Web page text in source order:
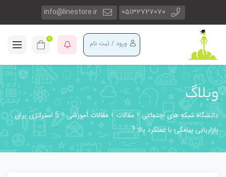
05132727070
info@linestore.ir
ورود / ثبت نام 0
وبلاگ
دانشگاه شبکه های اجتماعی مقالات مقالات آموزشی
5 استراتژی برای
بازاریابی پیامکی با عملکرد بالا ?